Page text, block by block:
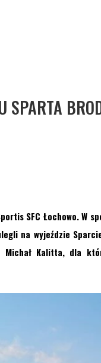
SPARTA
SFC Łochowo.W
na wyjeździe
Michał Kalitta, dla